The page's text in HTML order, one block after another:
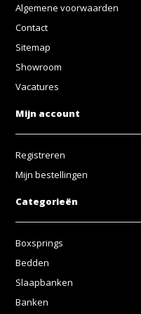
Algemene voorwaarden
Contact
Sitemap
Showroom
Vacatures
Mijn account
Registreren
Mijn bestellingen
Categorieën
Boxsprings
Bedden
Slaapbanken
Banken